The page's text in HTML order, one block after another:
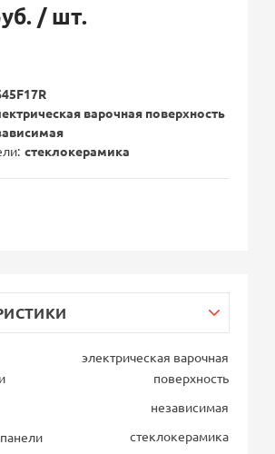
/ шт.
варочная поверхность
стеклокерамика
электрическая варочная
поверхность
независимая
стеклокерамика